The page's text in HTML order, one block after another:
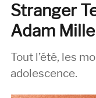
Stranger
Adam
Tout l’été, les
adolescence.